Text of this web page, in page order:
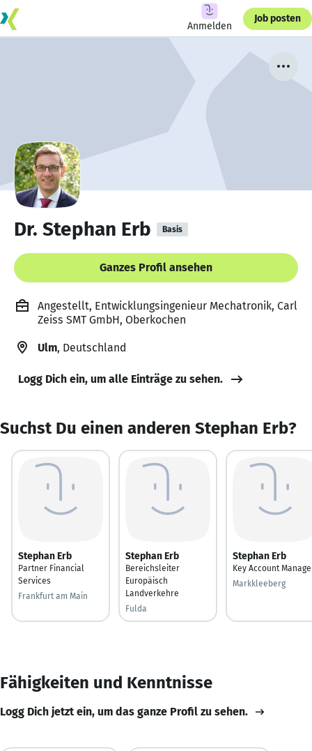
Anmelden
Job posten
Dr. Stephan Erb Basis
Ganzes Profil ansehen
Angestellt, Entwicklungsingenieur Mechatronik, Carl
Zeiss SMT GmbH, Oberkochen
Ulm, Deutschland
Logg Dich ein, um alle Einträge zu sehen.
Suchst Du einen anderen Stephan Erb?
Stephan Erb
Partner Financial
Services
Frankfurt am Main
Stephan Erb
Bereichsleiter
Europäisch
Landverkehre
Fulda
Stephan Erb
Key Account
Markkleeberg
Fähigkeiten und Kenntnisse
Logg Dich jetzt ein, um das ganze Profil zu sehen.